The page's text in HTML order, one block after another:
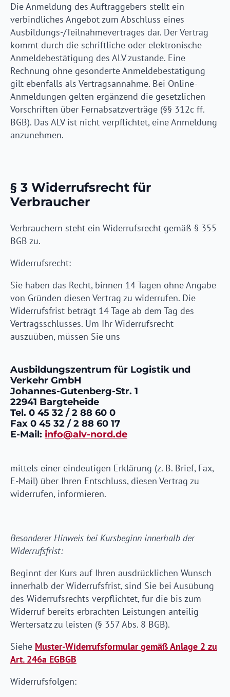
Die Anmeldung des Auftraggebers stellt ein
verbindliches Angebot zum Abschluss eines
Ausbildungs-/Teilnahmevertrages dar. Der Vertrag
kommt durch die schriftliche oder elektronische
Anmeldebestätigung des ALV zustande. Eine
Rechnung ohne gesonderte Anmeldebestätigung
gilt ebenfalls als Vertragsannahme. Bei Online-
Anmeldungen gelten ergänzend die gesetzlichen
Vorschriften über Fernabsatzverträge (§§ 312c ff.
BGB). Das ALV ist nicht verpflichtet, eine Anmeldung
anzunehmen.
§ 3 Widerrufsrecht für
Verbraucher
Verbrauchern steht ein Widerrufsrecht gemäß § 355
BGB zu.
Widerrufsrecht:
Sie haben das Recht, binnen 14 Tagen ohne Angabe
von Gründen diesen Vertrag zu widerrufen. Die
Widerrufsfrist beträgt 14 Tage ab dem Tag des
Vertragsschlusses. Um Ihr Widerrufsrecht
auszuüben, müssen Sie uns
Ausbildungszentrum für Logistik und
Verkehr GmbH
Johannes-Gutenberg-Str. 1
22941 Bargteheide
Tel. 0 45 32 / 2 88 60 0
Fax 0 45 32 / 2 88 60 17
E-Mail: info@alv-nord.de
mittels einer eindeutigen Erklärung (z. B. Brief, Fax,
E-Mail) über Ihren Entschluss, diesen Vertrag zu
widerrufen, informieren.
Besonderer Hinweis bei Kursbeginn innerhalb der
Widerrufsfrist:
Beginnt der Kurs auf Ihren ausdrücklichen Wunsch
innerhalb der Widerrufsfrist, sind Sie bei Ausübung
des Widerrufsrechts verpflichtet, für die bis zum
Widerruf bereits erbrachten Leistungen anteilig
Wertersatz zu leisten (§ 357 Abs. 8 BGB).
Siehe Muster-Widerrufsformular gemäß Anlage 2 zu
Art. 246a EGBGB
Widerrufsfolgen: